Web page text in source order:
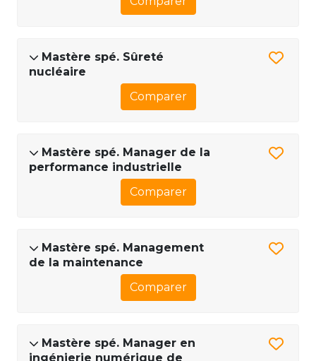
Mastère spé. Sûreté
nucléaire
Comparer
Mastère spé. Manager de la
performance industrielle
Comparer
Mastère spé. Management
de la maintenance
Comparer
Mastère spé. Manager en
ingénierie numérique de